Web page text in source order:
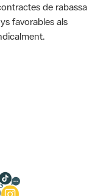
de rabassa
favorables als
valoracions és de 0